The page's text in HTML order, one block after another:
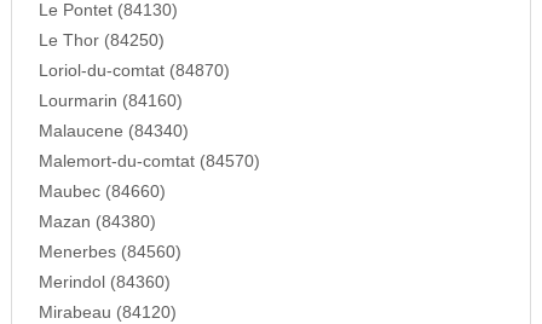
Le Pontet (84130)
Le Thor (84250)
Loriol-du-comtat (84870)
Lourmarin (84160)
Malaucene (84340)
Malemort-du-comtat (84570)
Maubec (84660)
Mazan (84380)
Menerbes (84560)
Merindol (84360)
Mirabeau (84120)